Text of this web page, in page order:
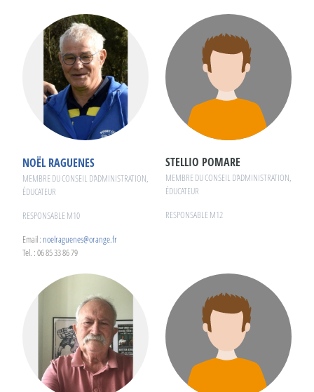
NOËL RAGUENES
MEMBRE DU CONSEIL D'ADMINISTRATION,
ÉDUCATEUR
RESPONSABLE M10
Email : noelraguenes@orange.fr
Tel. : 06 85 33 86 79
STELLIO POMARE
MEMBRE DU CONSEIL D'ADMINISTRATION,
ÉDUCATEUR
RESPONSABLE M12